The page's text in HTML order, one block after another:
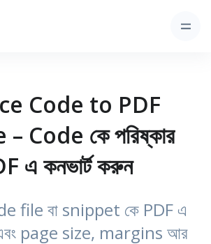
Code to PDF
Code কে পরিষ্কার
এ কনভার্ট করুন
file বা snippet কে PDF এ
এবং page size, margins আর